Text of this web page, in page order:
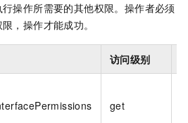
操作所需要的其他权限。操作者必须
，操作才能成功。
访问级别
get